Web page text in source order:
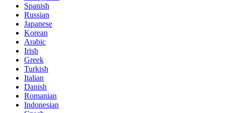
Spanish
Russian
Japanese
Korean
Arabic
Irish
Greek
Turkish
Italian
Danish
Romanian
Indonesian